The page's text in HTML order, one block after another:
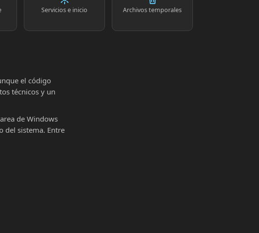
Servicios e inicio Archivos temporales
el código
técnicos y un
de Windows
del sistema. Entre